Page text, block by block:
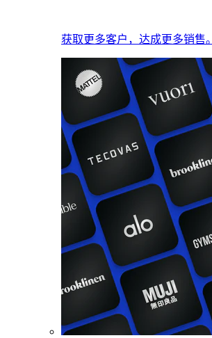
获取更多客户，达成更多销售。